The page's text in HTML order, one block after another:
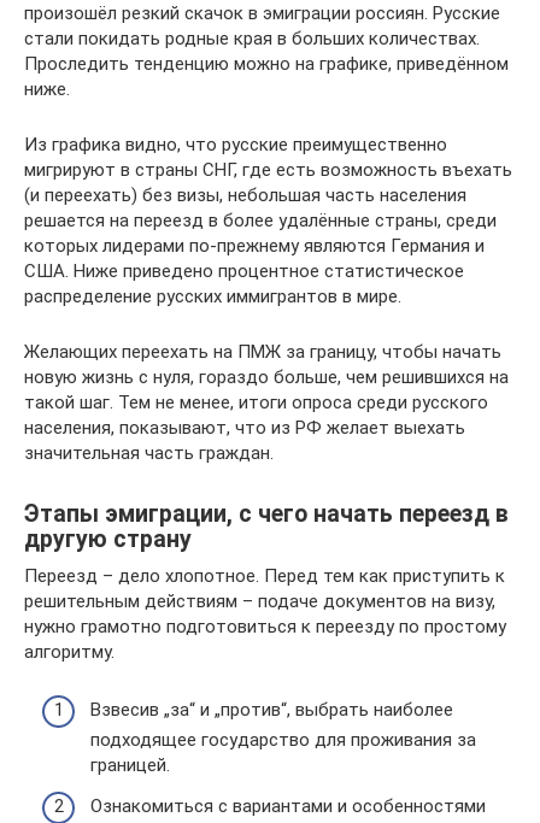
произошёл резкий скачок в эмиграции россиян. Русские
стали покидать родные края в больших количествах.
Проследить тенденцию можно на графике, приведённом
ниже.
Из графика видно, что русские преимущественно
мигрируют в страны СНГ, где есть возможность въехать
(и переехать) без визы, небольшая часть населения
решается на переезд в более удалённые страны, среди
которых лидерами по-прежнему являются Германия и
США. Ниже приведено процентное статистическое
распределение русских иммигрантов в мире.
Желающих переехать на ПМЖ за границу, чтобы начать
новую жизнь с нуля, гораздо больше, чем решившихся на
такой шаг. Тем не менее, итоги опроса среди русского
населения, показывают, что из РФ желает выехать
значительная часть граждан.
Этапы эмиграции, с чего начать переезд в
другую страну
Переезд – дело хлопотное. Перед тем как приступить к
решительным действиям – подаче документов на визу,
нужно грамотно подготовиться к переезду по простому
алгоритму.
Взвесив „за“ и „против“, выбрать наиболее
подходящее государство для проживания за
границей.
Ознакомиться с вариантами и особенностями